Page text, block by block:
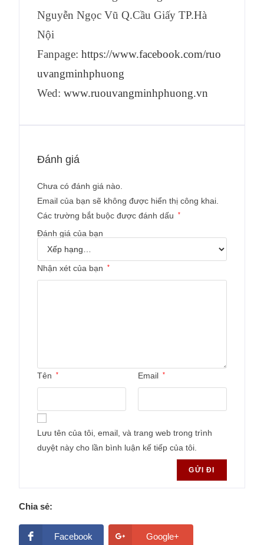
Nguyễn Ngọc Vũ Q.Cầu Giấy TP.Hà
Nội
Fanpage:https://www.facebook.com/ruo
uvangminhphuong
Wed:www.ruouvangminhphuong.vn
Đánh giá
Chưa có đánh giá nào.
Email của bạn sẽ không được hiển thị công khai.
Các trường bắt buộc được đánh dấu
*
Đánh giá của bạn
Nhận xét của bạn *
Tên * Email *
Lưu tên của tôi, email, và trang web trong trình
duyệt này cho lần bình luận kế tiếp của tôi.
Chia sẻ:
Facebook Google+